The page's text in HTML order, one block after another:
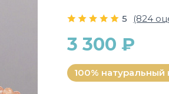
5 (824
3 300 ₽
100% натуральный